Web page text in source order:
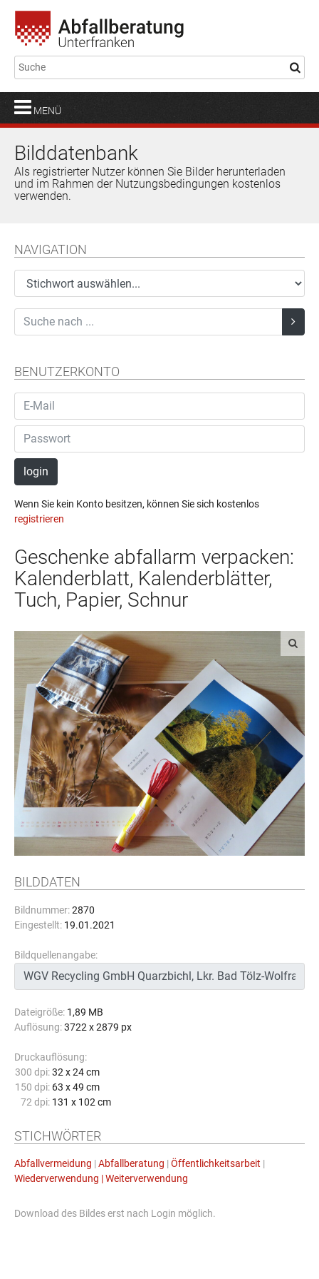
MENÜ
Bilddatenbank
Als registrierter Nutzer können Sie Bilder herunterladen
und im Rahmen der Nutzungsbedingungen kostenlos
verwenden.
NAVIGATION
BENUTZERKONTO
login
Wenn Sie kein Konto besitzen, können Sie sich kostenlos
registrieren
Geschenke abfallarm verpacken:
Kalenderblatt, Kalenderblätter,
Tuch, Papier, Schnur
BILDDATEN
Bildnummer:2870
Eingestellt: 19.01.2021
Bildquellenangabe:
Dateigröße: 1,89 MB
Auflösung:3722 x 2879 px
Druckauflösung:
300 dpi: 32 x 24 cm
150 dpi: 63 x 49 cm
72 dpi: 131 x 102 cm
STICHWÖRTER
Abfallvermeidung | Abfallberatung | Öffentlichkeitsarbeit |
Wiederverwendung | Weiterverwendung
Download des Bildes erst nach Login möglich.